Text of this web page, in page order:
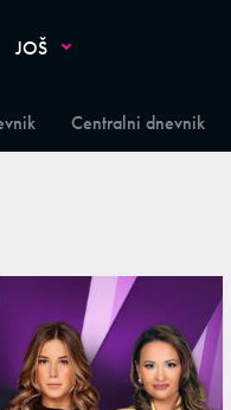
Centralni dnevnik
JOŠ